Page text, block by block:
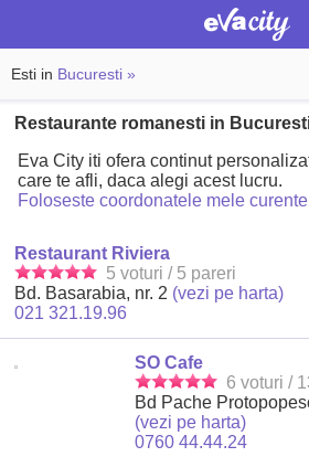
Esti in Bucuresti »
Restaurante romanesti in
Eva City iti ofera continut
care te afli, daca alegi acest lucru.
Foloseste coordonatele mele curente
Restaurant Riviera
5 voturi / 5 pareri
Bd. Basarabia, nr. 2 (vezi pe harta)
021 321.19.96
SO Cafe
6 voturi /
Bd Pache
(vezi pe harta)
0760 44.44.24